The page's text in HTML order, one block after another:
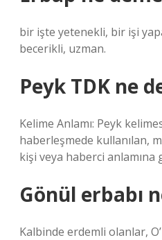
bir işte yetenekli, bir işi
becerikli, uzman.
Peyk TDK ne
Kelime Anlamı: Peyk
haberleşmede kullanılan,
kişi veya haberci anlamına
Gönül erbabı
Kalbinde erdemli olanlar,